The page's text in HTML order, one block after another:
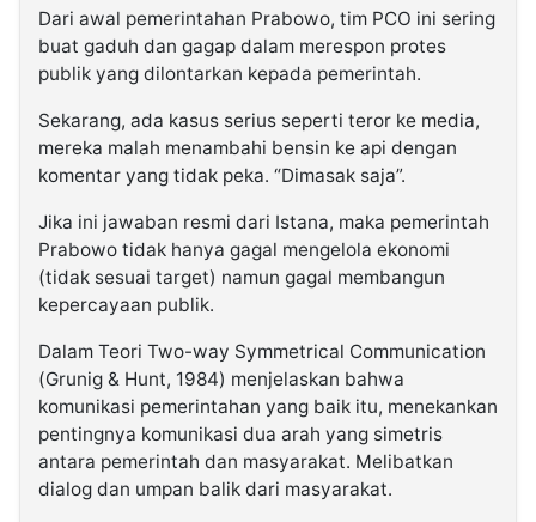
Dari awal pemerintahan Prabowo, tim PCO ini sering
buat gaduh dan gagap dalam merespon protes
publik yang dilontarkan kepada pemerintah.
Sekarang, ada kasus serius seperti teror ke media,
mereka malah menambahi bensin ke api dengan
komentar yang tidak peka. “Dimasak saja”.
Jika ini jawaban resmi dari Istana, maka pemerintah
Prabowo tidak hanya gagal mengelola ekonomi
(tidak sesuai target) namun gagal membangun
kepercayaan publik.
Dalam Teori Two-way Symmetrical Communication
(Grunig & Hunt, 1984) menjelaskan bahwa
komunikasi pemerintahan yang baik itu, menekankan
pentingnya komunikasi dua arah yang simetris
antara pemerintah dan masyarakat. Melibatkan
dialog dan umpan balik dari masyarakat.